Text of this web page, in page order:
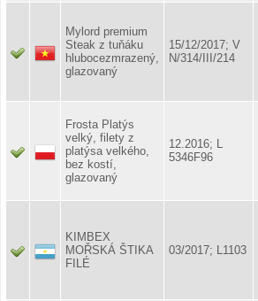
Mylord premium
Steak z tuňáku
hlubocezmrazený,
glazovaný
15/12/2017; V
N/314/III/214
Frosta Platýs
velký, filety z
platýsa velkého,
bez kostí,
glazovaný
12.2016; L
5346F96
KIMBEX
MOŘSKÁ ŠTIKA
FILÉ
03/2017; L1103